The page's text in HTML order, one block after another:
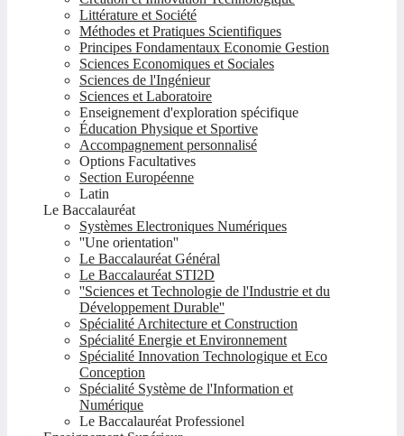
Littérature et Société
Méthodes et Pratiques Scientifiques
Principes Fondamentaux Economie Gestion
Sciences Economiques et Sociales
Sciences de l'Ingénieur
Sciences et Laboratoire
Enseignement d'exploration spécifique
Éducation Physique et Sportive
Accompagnement personnalisé
Options Facultatives
Section Européenne
Latin
Le Baccalauréat
Systèmes Electroniques Numériques
''Une orientation''
Le Baccalauréat Général
Le Baccalauréat STI2D
''Sciences et Technologie de l'Industrie et du
Développement Durable''
Spécialité Architecture et Construction
Spécialité Energie et Environnement
Spécialité Innovation Technologique et Eco
Conception
Spécialité Système de l'Information et
Numérique
Le Baccalauréat Professionel